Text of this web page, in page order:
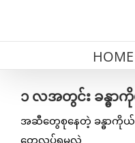
HOME
၁ လအတွင်း ခန္ဓာ
အဆီတွေစုနေတဲ့ ခန္ဓာကို
တွေလုပ်ရမလဲ